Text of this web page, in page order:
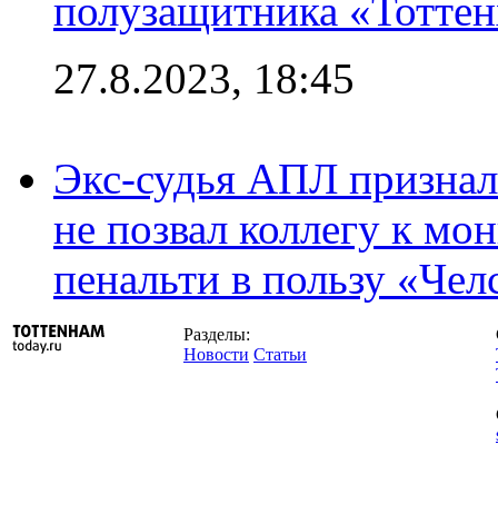
полузащитника
27.8.2023, 18:45
Экс-судья АПЛ
не позвал коллегу к
пенальти в пользу
Разделы:
Новости Статьи